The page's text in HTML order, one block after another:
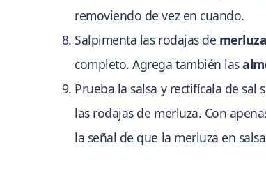
removiendo de vez en cuando.
Salpimenta las rodajas de merluza
completo. Agrega también las
Prueba la salsa y rectifícala de
las rodajas de merluza. Con
la señal de que la merluza en